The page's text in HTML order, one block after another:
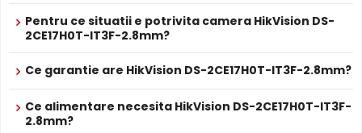
HikVision DS-2CE17H0T-IT3F-2.8mm este dotata cu
functiaInfrarosu Inteligent
de distanta obiectului, eliminand riscul de suprasaturare
ALIMENTARE
12V DC / 4.3 W
Alimentare
PROSPECT PRODUCATOR
Prospect
Pentru ce situatii e potrivita camera HikVision DS-
2CE17H0T-IT3F-2.8mm?
Ce garantie are HikVision DS-2CE17H0T-IT3F-2.8mm?
Ce alimentare necesita HikVision DS-2CE17H0T-IT3F-
2.8mm?